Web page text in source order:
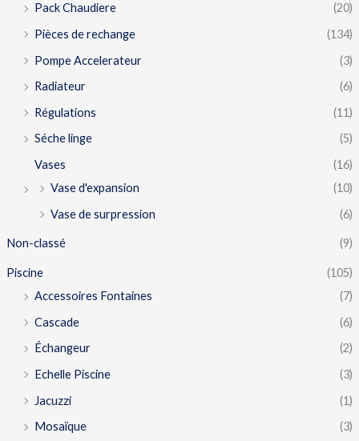
Pack Chaudiere
(20)
Pièces de rechange
(134)
Pompe Accelerateur
(3)
Radiateur
(6)
Régulations
(11)
Séche linge
(5)
Vases
(16)
Vase d'expansion
(10)
Vase de surpression
(6)
Non-classé (9)
Piscine
(105)
Accessoires Fontaines
(7)
Cascade
(6)
Échangeur
(2)
Echelle Piscine
(3)
Jacuzzi
(1)
Mosaïque
(3)